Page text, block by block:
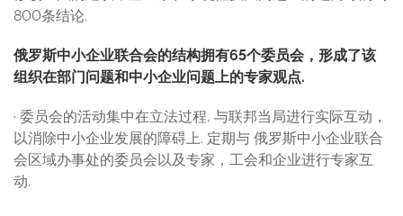
800条结论.
俄罗斯中小企业联合会的结构拥有65个委员会，形成了该
组织在部门问题和中小企业问题上的专家观点.
· 委员会的活动集中在立法过程, 与联邦当局进行实际互动，
以消除中小企业发展的障碍上. 定期与 俄罗斯中小企业联合
会区域办事处的委员会以及专家，工会和企业进行专家互
动.